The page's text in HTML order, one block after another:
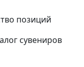
позиций
сувениров